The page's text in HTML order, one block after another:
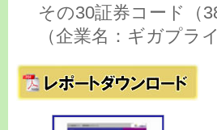
その30証券コード（
（企業名：ギガプラ